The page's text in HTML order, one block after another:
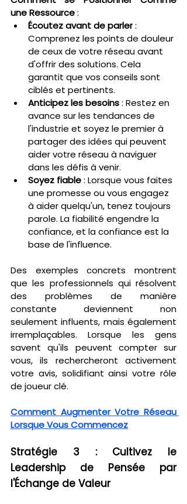
une Ressource :
Écoutez avant de parler :
Comprenez les points de douleur
de ceux de votre réseau avant
d'offrir des solutions. Cela
garantit que vos conseils sont
ciblés et pertinents.
Anticipez les besoins : Restez en
avance sur les tendances de
l'industrie et soyez le premier à
partager des idées qui peuvent
aider votre réseau à naviguer
dans les défis à venir.
Soyez fiable : Lorsque vous faites
une promesse ou vous engagez
à aider quelqu'un, tenez toujours
parole. La fiabilité engendre la
confiance, et la confiance est la
base de l'influence.
Des exemples concrets montrent
que les professionnels qui résolvent
des problèmes de manière
constante deviennent non
seulement influents, mais également
irremplaçables. Lorsque les gens
savent qu'ils peuvent compter sur
vous, ils rechercheront activement
votre avis, solidifiant ainsi votre rôle
de joueur clé.
Comment Augmenter Votre Réseau
Lorsque Vous Commencez
Stratégie 3 : Cultivez le
Leadership de Pensée par
l'Échange de Valeur